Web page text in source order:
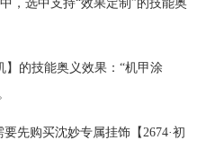
】的技能奥义效果：“机甲涂
要先购买沈妙专属挂饰【2674·初